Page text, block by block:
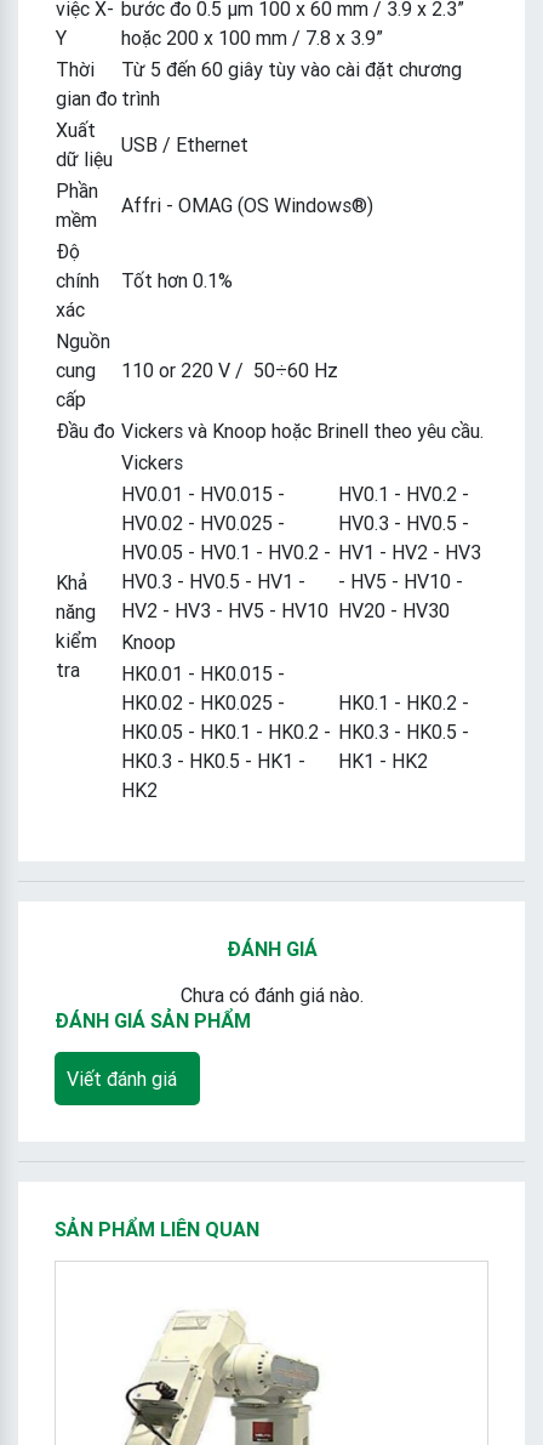
việc X-
Y
bước đo 0.5 µm 100 x 60 mm / 3.9 x 2.3”
hoặc 200 x 100 mm / 7.8 x 3.9”
Thời
gian đo
Từ 5 đến 60 giây tùy vào cài đặt chương
trình
Xuất
dữ liệu
USB / Ethernet
Phần
mềm
Affri - OMAG (OS Windows®)
Độ
chính
xác
Tốt hơn 0.1%
Nguồn
cung
cấp
110 or 220 V / 50÷60 Hz
Đầu đo Vickers và Knoop hoặc Brinell theo yêu cầu.
Khả
năng
kiểm
tra
Vickers
HV0.01 - HV0.015 -
HV0.02 - HV0.025 -
HV0.05 - HV0.1 - HV0.2 -
HV0.3 - HV0.5 - HV1 -
HV2 - HV3 - HV5 - HV10
HV0.1 - HV0.2 -
HV0.3 - HV0.5 -
HV1 - HV2 - HV3
- HV5 - HV10 -
HV20 - HV30
Knoop
HK0.01 - HK0.015 -
HK0.02 - HK0.025 -
HK0.05 - HK0.1 - HK0.2 -
HK0.3 - HK0.5 - HK1 -
HK2
HK0.1 - HK0.2 -
HK0.3 - HK0.5 -
HK1 - HK2
ĐÁNH GIÁ
Chưa có đánh giá nào.
ĐÁNH GIÁ SẢN PHẨM
Viết đánh giá
SẢN PHẨM LIÊN QUAN